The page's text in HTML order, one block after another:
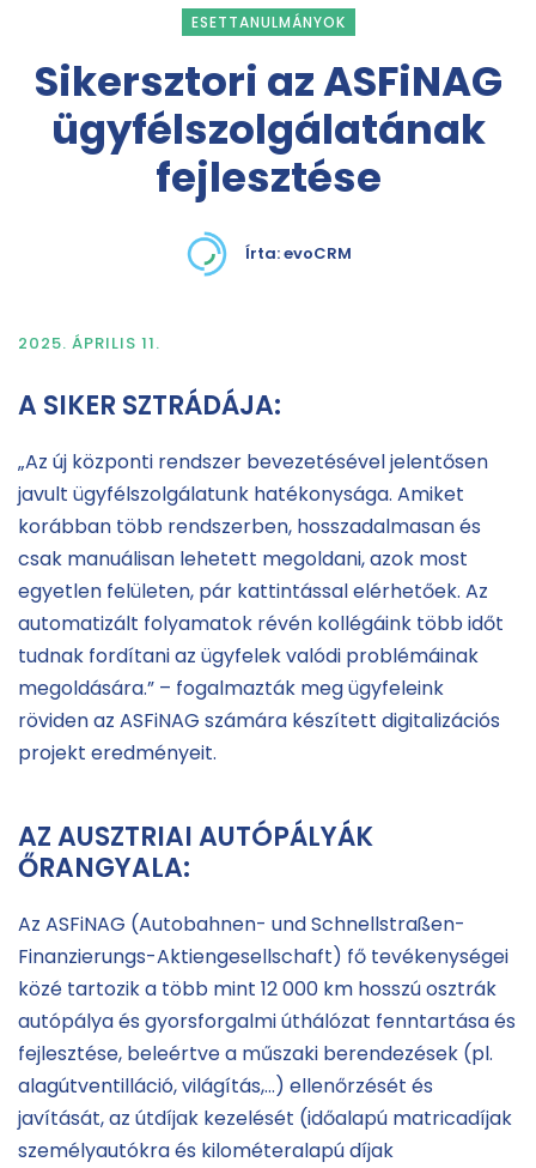
ESETTANULMÁNYOK
Sikersztori az ASFiNAG
ügyfélszolgálatának
fejlesztése
Írta:evoCRM
2025. ÁPRILIS 11.
A SIKER SZTRÁDÁJA:
„Az új központi rendszer bevezetésével jelentősen
javult ügyfélszolgálatunk hatékonysága. Amiket
korábban több rendszerben, hosszadalmasan és
csak manuálisan lehetett megoldani, azok most
egyetlen felületen, pár kattintással elérhetőek. Az
automatizált folyamatok révén kollégáink több időt
tudnak fordítani az ügyfelek valódi problémáinak
megoldására.” – fogalmazták meg ügyfeleink
röviden az ASFiNAG számára készített digitalizációs
projekt eredményeit.
AZ AUSZTRIAI AUTÓPÁLYÁK
ŐRANGYALA:
Az ASFiNAG (Autobahnen- und Schnellstraßen-
Finanzierungs-Aktiengesellschaft) fő tevékenységei
közé tartozik a több mint 12 000 km hosszú osztrák
autópálya és gyorsforgalmi úthálózat fenntartása és
fejlesztése, beleértve a műszaki berendezések (pl.
alagútventilláció, világítás,…) ellenőrzését és
javítását, az útdíjak kezelését (időalapú matricadíjak
személyautókra és kilométeralapú díjak